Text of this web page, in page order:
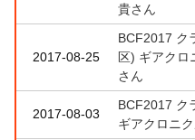
貴さん
2017-08-25
BCF2017 ク
区) ギアクロ
さん
2017-08-03
BCF2017 ク
ギアクロニ